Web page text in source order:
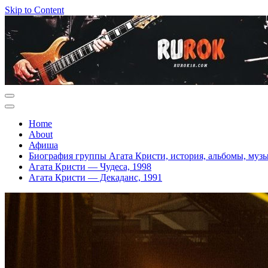
Skip to Content
Home
About
Афиша
Биография группы Агата Кристи, история, альбомы,
Агата Кристи — Чудеса, 1998
Агата Кристи — Декаданс, 1991